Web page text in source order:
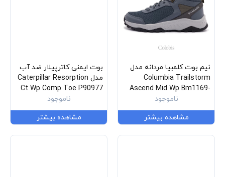
نیم بوت کلمبیا مردانه مدل
Columbia Trailstorm
Ascend Mid Wp Bm1169-
ناموجود
مشاهده بیشتر
بوت ایمنی کاترپیلار ضد آب
مدل Caterpillar Resorption
Ct Wp Comp Toe P90977
ناموجود
مشاهده بیشتر